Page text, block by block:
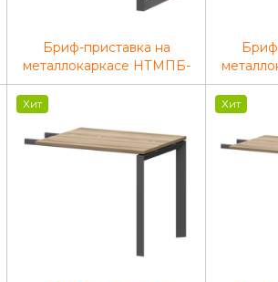
Бриф-приставка на
металлокаркасе НТМПБ-
О-709 Дуб сафари
О-
Хит Хит